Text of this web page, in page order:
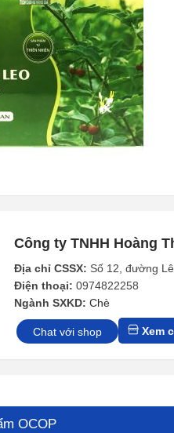
Công ty TNHH Hoàng
Địa chỉ CSSX: Số 12, đường
Điện thoại: 0974822258
Ngành SXKD: Chè
Chat với shop Xem
OCOP